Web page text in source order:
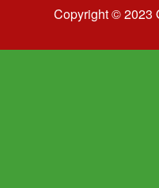
Copyright © 2023